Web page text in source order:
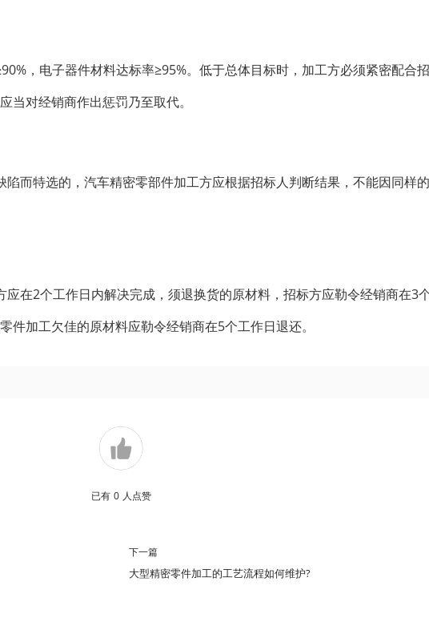
，电子器件材料达标率≥95%。低于总体目标时，加工方必须紧密配合
当对经销商作出惩罚乃至取代。
而特选的，汽车精密零部件加工方应根据招标人判断结果，不能因同样
在2个工作日内解决完成，须退换货的原材料，招标方应勒令经销商在3
件加工欠佳的原材料应勒令经销商在5个工作日退还。
已有 0 人点赞
下一篇
大型精密零件加工的工艺流程如何维护?